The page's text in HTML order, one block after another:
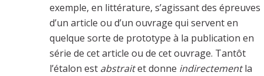
exemple, en littérature, s’agissant des épreuves
d’un article ou d’un ouvrage qui servent en
quelque sorte de prototype à la publication en
série de cet article ou de cet ouvrage. Tantôt
l’étalon est abstraitet donne indirectementla